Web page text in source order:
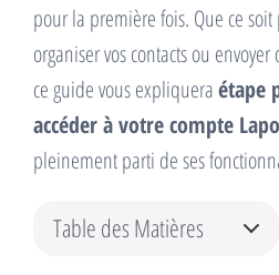
pour la première fois. Que ce
organiser vos contacts ou envoyer
ce guide vous expliqueraétape
accéder à votre compte
pleinement parti de ses
Table des Matières